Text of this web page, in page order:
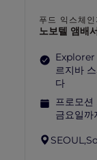
푸드 익스체
노보텔 앰배
Explorer
르지바
다
프로모션
금요일까
SEOUL,